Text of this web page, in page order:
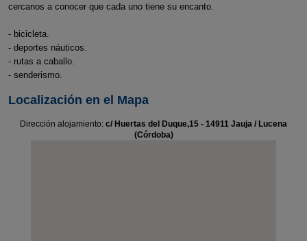
cercanos a conocer que cada uno tiene su encanto.
- bicicleta.
- deportes náuticos.
- rutas a caballo.
- senderismo.
Localización en el Mapa
Dirección alojamiento: c/ Huertas del Duque,15 - 14911 Jauja / Lucena
(Córdoba)